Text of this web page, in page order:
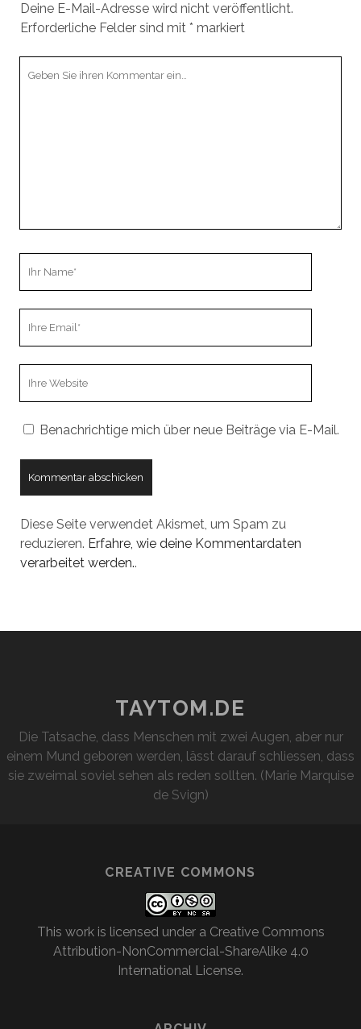
Deine E-Mail-Adresse wird nicht veröffentlicht.
Erforderliche Felder sind mit * markiert
Benachrichtige mich über neue Beiträge via E-Mail.
Diese Seite verwendet Akismet, um Spam zu
reduzieren. Erfahre, wie deine Kommentardaten
verarbeitet werden..
TAYTOM.DE
Die Tatsache, dass Menschen mit zwei Augen, aber nur
einem Mund geboren werden, lässt darauf schliessen, dass
sie zweimal soviel sehen als reden sollten. (Marie Marquise
de Svign)
CREATIVE COMMONS
This work is licensed under a Creative Commons
Attribution-NonCommercial-ShareAlike 4.0
International License.